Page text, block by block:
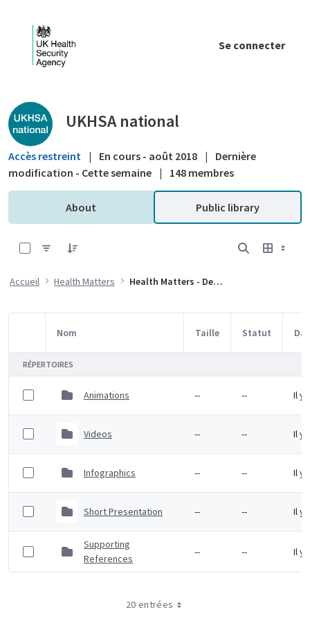
Se connecter
Public library - UKHSA national
UKHSA national
Accès restreint | En cours - août 2018 |
Dernière
modification - Cette semaine | 148 membres
About Public library
Accueil Health Matters Health Matters - Delivering the flu immunisation programme during the COVID-19 pandemic
Sélection d'article
Nom Taille Statut
RÉPERTOIRES
Animations -- -- Il y
Videos -- -- Il y
Infographics -- -- Il y
Short Presentation -- -- Il y
Supporting
References
-- -- Il y
20 entrées